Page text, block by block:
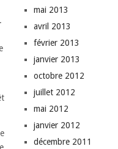
mai 2013
avril 2013
février 2013
janvier 2013
octobre 2012
juillet 2012
mai 2012
janvier 2012
décembre 2011